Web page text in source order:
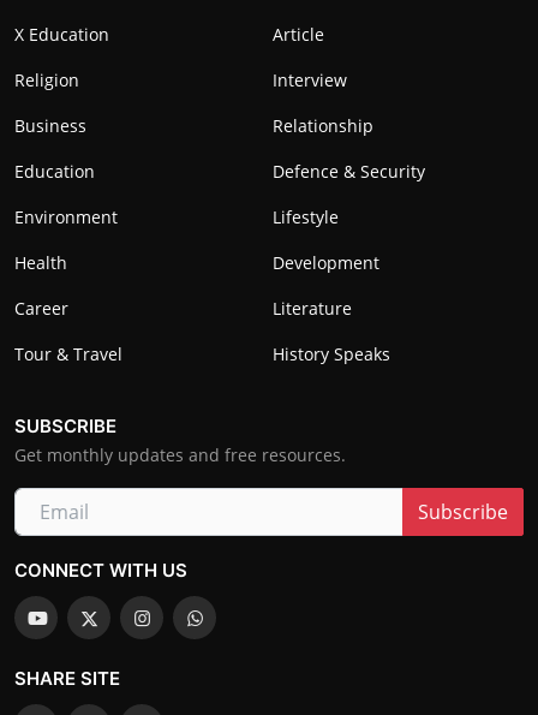
X Education
Article
Religion
Interview
Business
Relationship
Education
Defence & Security
Environment
Lifestyle
Health
Development
Career
Literature
Tour & Travel
History Speaks
SUBSCRIBE
Get monthly updates and free resources.
Subscribe
CONNECT WITH US
SHARE SITE